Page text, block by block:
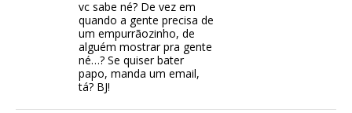
vc sabe né? De vez em
quando a gente precisa de
um empurrãozinho, de
alguém mostrar pra gente
né…? Se quiser bater
papo, manda um email,
tá? BJ!